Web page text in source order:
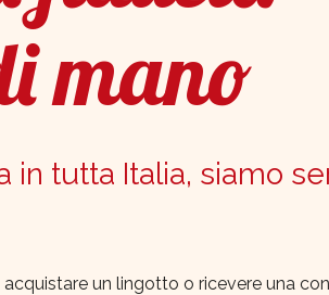
mano
in tutta Italia, siamo
un lingotto o ricevere una